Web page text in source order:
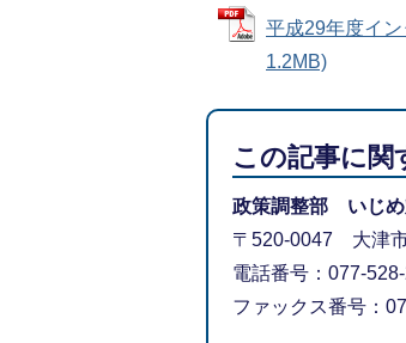
平成29年度イ
1.2MB)
この記事に関
政策調整部 いじめ
〒520-0047 大津
電話番号：077-
ファックス番号：